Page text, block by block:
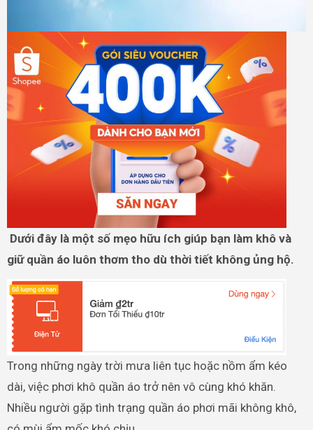
Dưới đây là một số mẹo hữu ích giúp bạn làm khô và
giữ quần áo luôn thơm tho dù thời tiết không ủng hộ.
Trong những ngày trời mưa liên tục hoặc nồm ẩm kéo
dài, việc phơi khô quần áo trở nên vô cùng khó khăn.
Nhiều người gặp tình trạng quần áo phơi mãi không khô,